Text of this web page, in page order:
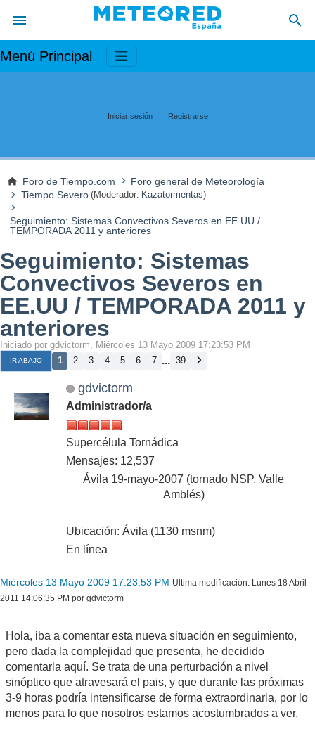
Menú Principal
Iniciar sesión Registrarse
Foro de Tiempo.com
Foro general de Meteorología
Tiempo Severo (Moderador: Kazatormentas)
Seguimiento: Sistemas Convectivos Severos en EE.UU /
TEMPORADA 2011 y anteriores
Seguimiento: Sistemas
Convectivos Severos en
EE.UU / TEMPORADA 2011 y
anteriores
Iniciado por gdvictorm, Miércoles 13 Mayo 2009 17:23:53 PM
IR ABAJO 1 2 3 4 5 6 7 ... 39
gdvictorm
Administrador/a
Supercélula Tornádica
Mensajes: 12,537
Ávila 19-mayo-2007 (tornado NSP, Valle
Amblés)
Ubicación: Ávila (1130 msnm)
En línea
Miércoles 13 Mayo 2009 17:23:53 PM Ultima modificación: Lunes 18 Abril
2011 14:06:35 PM por gdvictorm
Hola, iba a comentar esta nueva situación en seguimiento,
pero dada la complejidad que presenta, he decidido
comentarla aquí. Se trata de una perturbación a nivel
sinóptico que atravesará el pais, y que durante las próximas
3-9 horas podría intensificarse de forma extraordinaria, por lo
menos para lo que nosotros estamos acostumbrados a ver.